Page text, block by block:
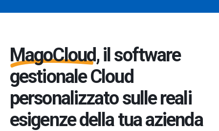
MagoCloud, il software
gestionale Cloud
personalizzato sulle reali
esigenze della tua azienda